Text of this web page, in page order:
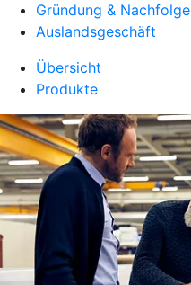
Gründung & Nachfolge
Auslandsgeschäft
Übersicht
Produkte